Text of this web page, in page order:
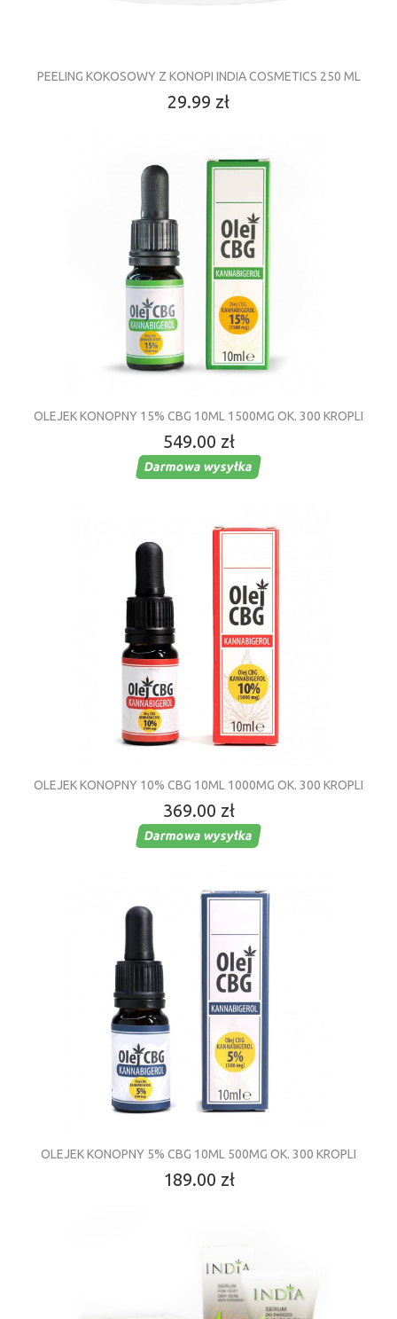
PEELING KOKOSOWY Z KONOPI INDIA COSMETICS 250 ML
29.99 zł
OLEJEK KONOPNY 15% CBG 10ML 1500MG OK. 300 KROPLI
549.00 zł
Darmowa wysyłka
OLEJEK KONOPNY 10% CBG 10ML 1000MG OK. 300 KROPLI
369.00 zł
Darmowa wysyłka
OLEJEK KONOPNY 5% CBG 10ML 500MG OK. 300 KROPLI
189.00 zł